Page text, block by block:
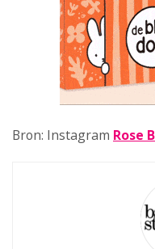
Bron: Instagram Rose